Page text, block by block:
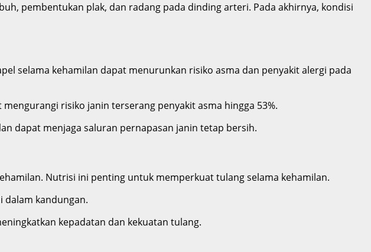
pembentukan plak, dan radang pada dinding arteri. Pada akhirnya, kondisi
selama kehamilan dapat menurunkan risiko asma dan penyakit alergi pada
risiko janin terserang penyakit asma hingga 53%.
dapat menjaga saluran pernapasan janin tetap bersih.
Nutrisi ini penting untuk memperkuat tulang selama kehamilan.
kandungan.
kepadatan dan kekuatan tulang.